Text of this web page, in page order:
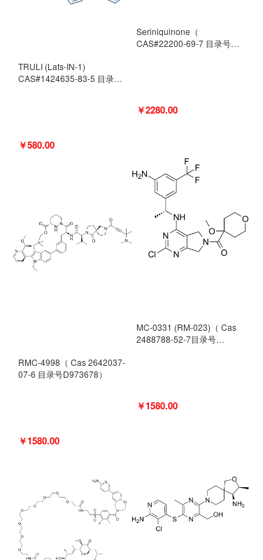
TRULI (Lats-IN-1)
CAS#1424635-83-5 目录号
￥580.00
RMC-4998（ Cas 2642037-
07-6 目录号D973678）
￥1580.00
Seriniquinone（
CAS#22200-69-7 目录号
￥2280.00
MC-0331 (RM-023)（ Cas
2488788-52-7目录号
￥1580.00